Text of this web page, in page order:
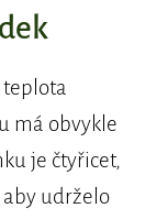
má obvykle
je čtyřicet,
udrželo